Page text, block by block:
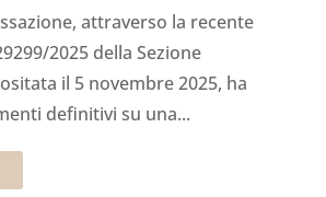
attraverso la recente
2025 della Sezione
il 5 novembre 2025, ha
definitivi su una...